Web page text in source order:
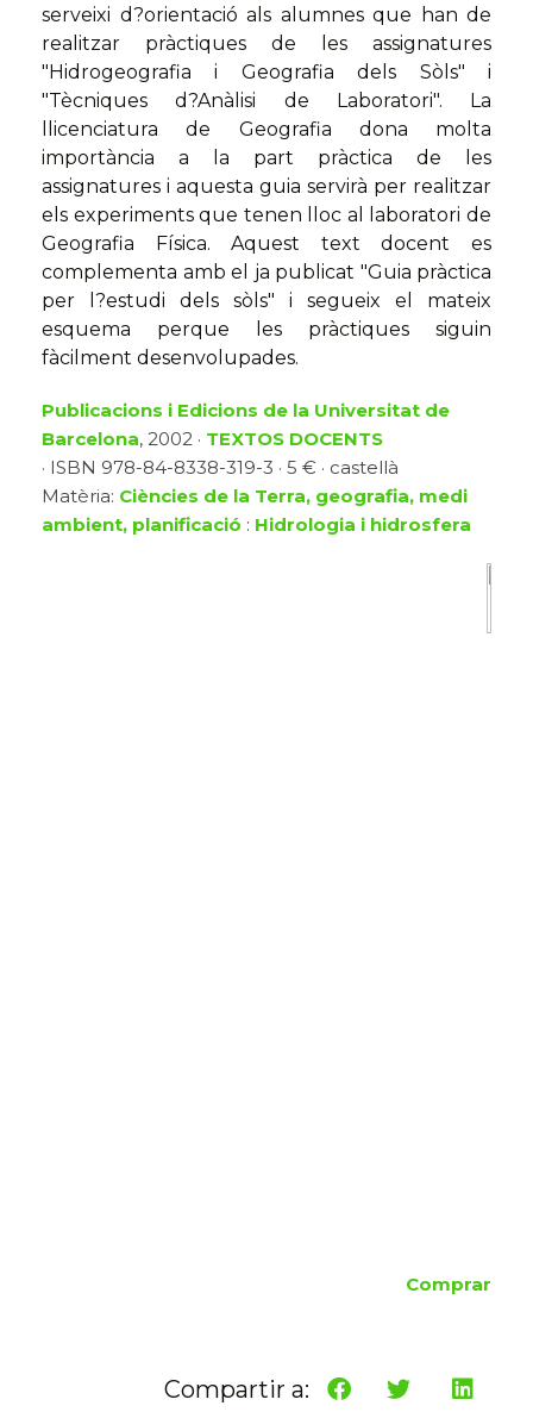
serveixi d?orientació als alumnes que han de
realitzar pràctiques de les assignatures
"Hidrogeografia i Geografia dels Sòls" i
"Tècniques d?Anàlisi de Laboratori". La
llicenciatura de Geografia dona molta
importància a la part pràctica de les
assignatures i aquesta guia servirà per realitzar
els experiments que tenen lloc al laboratori de
Geografia Física. Aquest text docent es
complementa amb el ja publicat "Guia pràctica
per l?estudi dels sòls" i segueix el mateix
esquema perque les pràctiques siguin
fàcilment desenvolupades.
Publicacions i Edicions de la Universitat de
Barcelona, 2002 · TEXTOS DOCENTS
· ISBN 978-84-8338-319-3 · 5 € · castellà
Matèria: Ciències de la Terra, geografia, medi
ambient, planificació : Hidrologia i hidrosfera
Comprar
Compartir a: